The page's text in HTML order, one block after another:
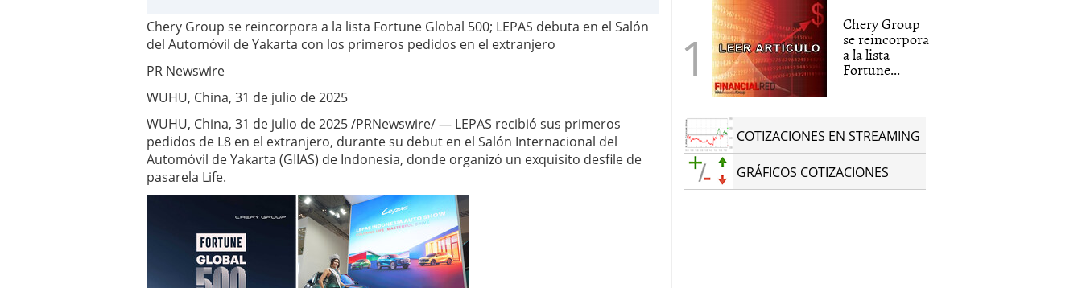
Automóvil
de
primeros
pedidos
en el
extranjero
julio 31,
2025
Chery Group se reincorpora a la lista Fortune Global 500; LEPAS debuta en el Salón
del Automóvil de Yakarta con los primeros pedidos en el extranjero
PR Newswire
WUHU, China, 31 de julio de 2025
WUHU, China, 31 de julio de 2025 /PRNewswire/ — LEPAS recibió sus primeros
pedidos de L8 en el extranjero, durante su debut en el Salón Internacional del
Automóvil de Yakarta (GIIAS) de Indonesia, donde organizó un exquisito desfile de
pasarela Life.
Chery Group
se reincorpora
a la lista
Fortune...
COTIZACIONES EN STREAMING
GRÁFICOS COTIZACIONES